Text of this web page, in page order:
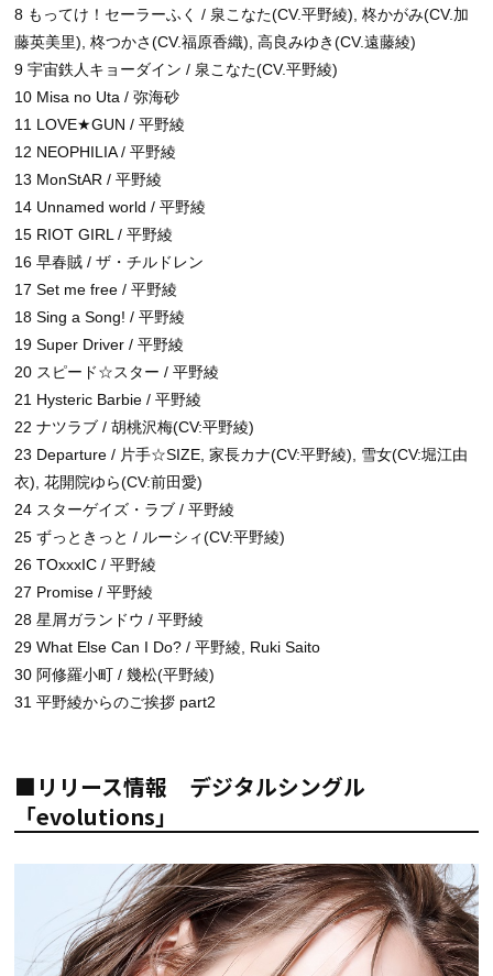
8 もってけ！セーラーふく / 泉こなた(CV.平野綾), 柊かがみ(CV.加
藤英美里), 柊つかさ(CV.福原香織), 高良みゆき(CV.遠藤綾)
9 宇宙鉄人キョーダイン / 泉こなた(CV.平野綾)
10 Misa no Uta / 弥海砂
11 LOVE★GUN / 平野綾
12 NEOPHILIA / 平野綾
13 MonStAR / 平野綾
14 Unnamed world / 平野綾
15 RIOT GIRL / 平野綾
16 早春賊 / ザ・チルドレン
17 Set me free / 平野綾
18 Sing a Song! / 平野綾
19 Super Driver / 平野綾
20 スピード☆スター / 平野綾
21 Hysteric Barbie / 平野綾
22 ナツラブ / 胡桃沢梅(CV:平野綾)
23 Departure / 片手☆SIZE, 家長カナ(CV:平野綾), 雪女(CV:堀江由
衣), 花開院ゆら(CV:前田愛)
24 スターゲイズ・ラブ / 平野綾
25 ずっときっと / ルーシィ(CV:平野綾)
26 TOxxxIC / 平野綾
27 Promise / 平野綾
28 星屑ガランドウ / 平野綾
29 What Else Can I Do? / 平野綾, Ruki Saito
30 阿修羅小町 / 幾松(平野綾)
31 平野綾からのご挨拶 part2
■リリース情報 デジタルシングル
「evolutions」